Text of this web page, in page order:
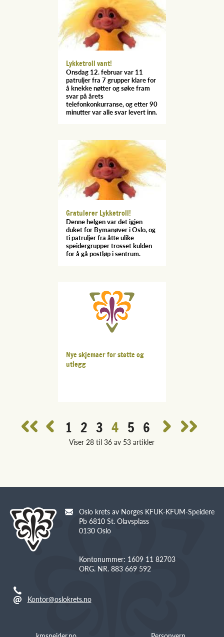
Lykketroll vant!
Onsdag 12. februar var 11
patruljer fra 7 grupper klare for
å knekke nøtter og søke fram
svar på årets
telefonkonkurranse, og etter 90
minutter var alle svar levert inn.
Gratulerer Lykketroll!
Denne helgen var det igjen
duket for Bymanøver i Oslo, og
ti patruljer fra åtte ulike
speidergrupper trosset kulden
for å gå postløp i sentrum.
Nye skjemaer for støtte og
utlegg
1 2 3 4 5 6
Viser 28 til 36 av 53 artikler
Oslo krets av Norges KFUK-KFUM-Speidere
Pb 6810 St. Olavsplass
0130 Oslo
Kontonummer: 1609 11 82703
ORG. NR. 883 669 592
Kontor@oslokrets.no